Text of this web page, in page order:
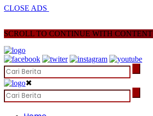
CLOSE ADS
SCROLL TO CONTINUE WITH CONTENT
✖